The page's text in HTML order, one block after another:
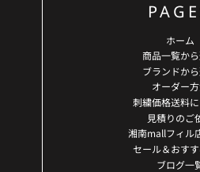
ホーム
商品一覧か
ブランドか
オーダー
刺繍価格送料
見積りのご
湘南mallフィル
セール＆おす
ブログ一